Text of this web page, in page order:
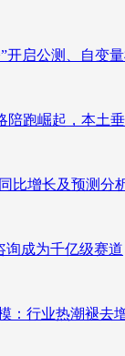
启公测、自变
陪跑崛起，本土
比增长及预测
询成为千亿级赛道
：行业热潮褪